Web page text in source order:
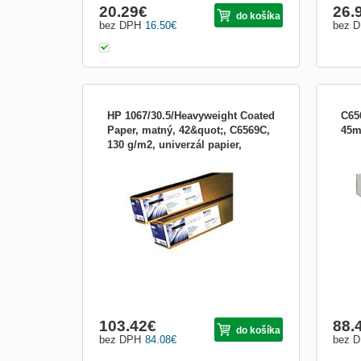
16.50€
bez DPH
20.29€ do košíka
bez
HP 1067/30.5/Heavyweight Coated
Paper, matný, 42&quot;, C6569C,
130 g/m2, univerzál papier,
role 30,5 m,130 g/m2 dle testovací normy
ISO 536. Silný papír s povrchovou
úpravou HP Heavyweight Coated Paper je
dokonale vhodný na odolné dlouhodobé
aplikace, jakými jsou napříkl...
84.08€
bez DPH
103.42€ do košíka
bez